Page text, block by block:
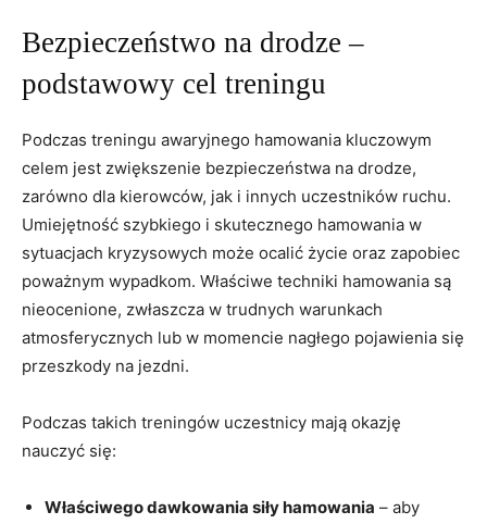
Bezpieczeństwo na drodze –
podstawowy cel treningu
Podczas⁤ treningu awaryjnego hamowania kluczowym⁤
celem jest zwiększenie bezpieczeństwa ⁢na drodze,
zarówno dla kierowców, jak ​i innych uczestników ruchu.
⁢Umiejętność szybkiego i skutecznego hamowania w
⁢sytuacjach kryzysowych może ⁣ocalić⁤ życie oraz zapobiec
poważnym wypadkom. Właściwe techniki ⁤hamowania są
nieocenione, zwłaszcza w ‍trudnych warunkach
atmosferycznych lub w ‌momencie​ nagłego pojawienia się
⁣przeszkody⁣ na jezdni.
Podczas⁣ takich​ treningów uczestnicy mają okazję
nauczyć się:
Właściwego dawkowania⁢ siły hamowania – aby